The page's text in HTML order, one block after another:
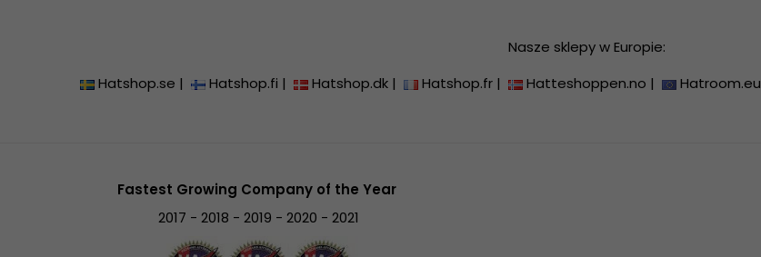
Nasze sklepy w Europie:
Hatshop.se | Hatshop.fi | Hatshop.dk | Hatshop.fr | Hatteshoppen.no | Hatroom.eu
Fastest Growing Company of the Year
2017 - 2018 - 2019 - 2020 - 2021